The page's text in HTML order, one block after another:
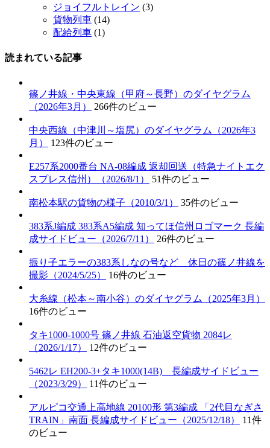
ジョイフルトレイン (3)
貨物列車 (14)
配給列車 (1)
読まれている記事
篠ノ井線・中央東線（甲府～長野）のダイヤグラム
（2026年3月）
266件のビュー
中央西線（中津川～塩尻）のダイヤグラム（2026年3
月）
123件のビュー
E257系2000番台 NA-08編成 返却回送（特急ナイトエク
スプレス信州）（2026/8/1）
51件のビュー
南松本駅の貨物の様子（2010/3/1） 35件のビュー
383系J編成 383系A5編成 知ってほ信州ロゴマーク 長編
成サイドビュー（2026/7/11）
26件のビュー
振り子エラーの383系しなの号など 休日の篠ノ井線を
撮影（2024/5/25）
16件のビュー
大糸線（松本～南小谷）のダイヤグラム（2025年3月）
16件のビュー
タキ1000-1000号 篠ノ井線 石油返空貨物 2084レ
（2026/1/17）
12件のビュー
5462レ EH200-3+タキ1000(14B) 長編成サイドビュー
（2023/3/29）
11件のビュー
アルピコ交通上高地線 20100形 第3編成 「2代目なぎさ
TRAIN」南面 長編成サイドビュー（2025/12/18）
11件
のビュー